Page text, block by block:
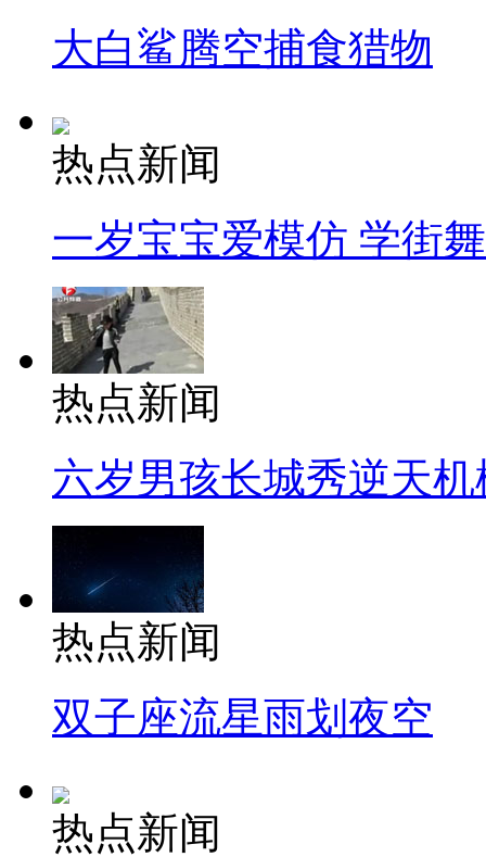
大白鲨腾空捕食猎物
热点新闻
一岁宝宝爱模仿 学街
热点新闻
六岁男孩长城秀逆天机
热点新闻
双子座流星雨划夜空
热点新闻